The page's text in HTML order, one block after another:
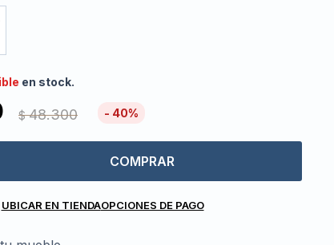
en stock.
$ 48.300 40
COMPRAR
UBICAR EN TIENDAOPCIONES DE PAGO